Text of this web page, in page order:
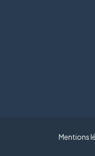
Mentions